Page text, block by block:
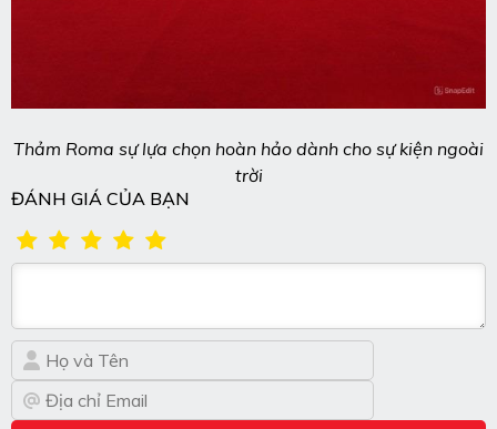
Thảm Roma sự lựa chọn hoàn hảo dành cho sự kiện ngoài
trời
ĐÁNH GIÁ CỦA BẠN